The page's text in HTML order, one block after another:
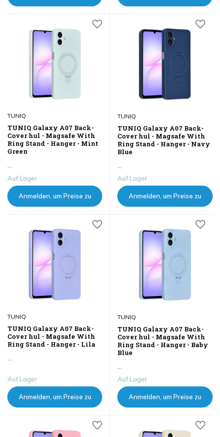
TUNIQ
TUNIQ Galaxy A07 Back-
Cover hul - Magsafe With
Ring Stand - Hanger - Mint
Green
...
Auf Lager
Anmelden, um Preise zu
TUNIQ
TUNIQ Galaxy A07 Back-
Cover hul - Magsafe With
Ring Stand - Hanger - Navy
Blue
...
Auf Lager
Anmelden, um Preise zu
TUNIQ
TUNIQ Galaxy A07 Back-
Cover hul - Magsafe With
Ring Stand - Hanger - Lila
Auf Lager
Anmelden, um Preise zu
TUNIQ
TUNIQ Galaxy A07 Back-
Cover hul - Magsafe With
Ring Stand - Hanger - Baby
Blue
Auf Lager
Anmelden, um Preise zu